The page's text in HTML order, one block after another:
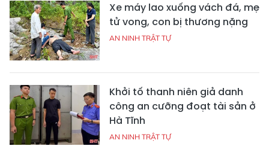
Xe máy lao xuống vách đá, mẹ
tử vong, con bị thương nặng
AN NINH TRẬT TỰ
Khởi tố thanh niên giả danh
công an cưỡng đoạt tài sản ở
Hà Tĩnh
AN NINH TRẬT TỰ